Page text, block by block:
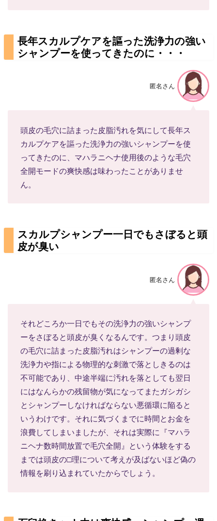
長年スカルプケアを謳った洗浄力の強い
シャンプーを使ってきたのに・・・
匿名さん
頭皮の毛穴に詰まった皮脂汚れを気にして長年ス
カルプケアを謳った洗浄力の強いシャンプーを使
ってきたのに、マハラニヘナ使用後のような毛穴
全開モードの爽快感は味わったことがありませ
ん。
スカルプシャンプー一日でもさぼると頭
皮が臭い
匿名さん
それどころか一日でもその洗浄力の強いシャンプ
ーをさぼると頭皮が臭くなるんです。つまり頭皮
の毛穴に詰まった皮脂汚れはシャンプーの過剰な
洗浄力や指による物理的な刺激で落としきるのは
不可能であり、中途半端に汚れを落としても翌日
にはなんらかの残留物が気になってまたガシガシ
とシャンプーしなければならない悪循環に陥ると
いうわけです。それに気づくまでに時間とお金を
浪費してしまいましたが、それは実際に『マハラ
ニヘナ数時間放置で毛穴全開』という体験をする
までは頭皮の□理について考えが及ばないほど偽の
情報を刷り込まれていたからでしょう。